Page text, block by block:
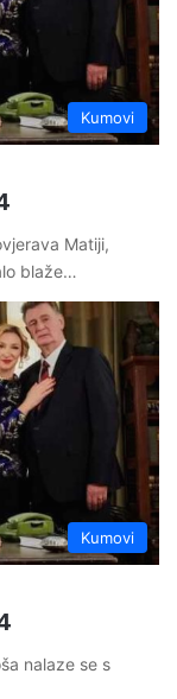
Kumovi
Matiji,
blaže…
Kumovi
nalaze se s